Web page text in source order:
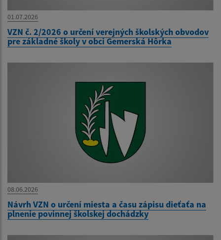
01.07.2026
VZN č. 2/2026 o určení verejných školských obvodov
pre základné školy v obci Gemerská Hôrka
08.06.2026
Návrh VZN o určení miesta a času zápisu dieťaťa na
plnenie povinnej školskej dochádzky